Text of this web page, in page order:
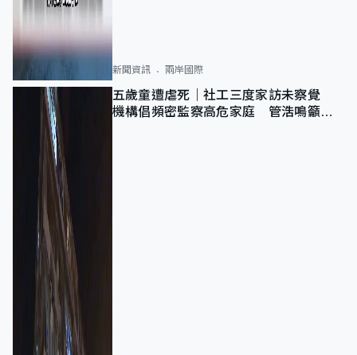
新聞資訊 兩岸國際
五歲童遭虐死｜社工三度家訪未察覺
機構倡頻密監察高危家庭 管浩鳴籲加